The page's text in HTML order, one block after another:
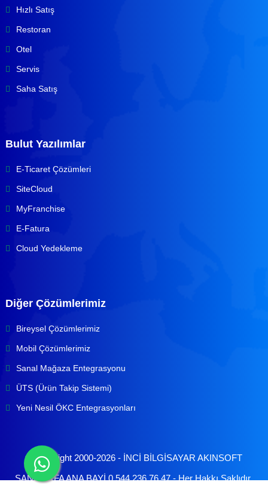
Hızlı Satış
Restoran
Otel
Servis
Saha Satış
Bulut Yazılımlar
E-Ticaret Çözümleri
SiteCloud
MyFranchise
E-Fatura
Cloud Yedekleme
Diğer Çözümlerimiz
Bireysel Çözümlerimiz
Mobil Çözümlerimiz
Sanal Mağaza Entegrasyonu
ÜTS (Ürün Takip Sistemi)
Yeni Nesil ÖKC Entegrasyonları
© Copyright 2000-2026 - İNCİ BİLGİSAYAR AKINSOFT
ŞANLIURFA ANA BAYİ 0 544 236 76 47- Her Hakkı Saklıdır.